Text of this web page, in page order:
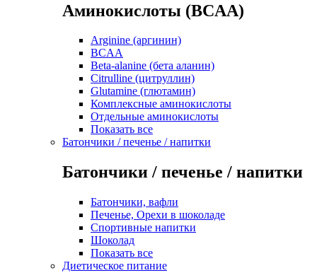
Аминокислоты (BCAA)
Arginine (аргинин)
BCAA
Beta-alanine (бета аланин)
Citrulline (цитруллин)
Glutamine (глютамин)
Комплексные аминокислоты
Отдельные аминокислоты
Показать все
Батончики / печенье / напитки
Батончики / печенье / напитки
Батончики, вафли
Печенье, Орехи в шоколаде
Спортивные напитки
Шоколад
Показать все
Диетическое питание